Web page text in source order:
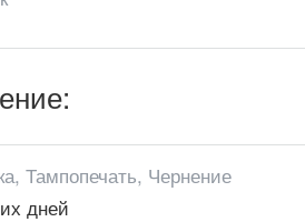
Тампопечать, Чернение
дней